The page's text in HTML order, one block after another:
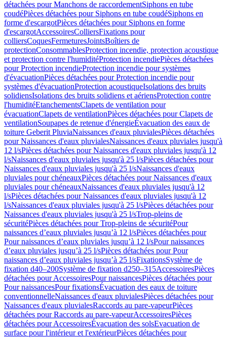
détachées pour Manchons de raccordementSiphons en tube
coudéPièces détachées pour Siphons en tube coudéSiphons en
forme d'escargotPièces détachées pour Siphons en forme
d'escargotAccessoiresColliersFixations pour
colliersCoquesFermeturesJointsBoîtiers de
protectionConsommablesProtection incendie, protection acoustique
et protection contre l'humiditéProtection incendiePièces détachées
pour Protection incendieProtection incendie pour systèmes
d'évacuationPièces détachées pour Protection incendie pour
systèmes d'évacuationProtection acoustiqueIsolations des bruits
solidiensIsolations des bruits solidiens et aériensProtection contre
l'humiditéEtanchementsClapets de ventilation pour
évacuationClapets de ventilationPièces détachées pour Clapets de
ventilationSoupapes de retenue d'énergieÉvacuation des eaux de
toiture Geberit PluviaNaissances d'eaux pluvialesPièces détachées
pour Naissances d'eaux pluvialesNaissances d'eaux pluviales jusqu'à
12 l/sPièces détachées pour Naissances d'eaux pluviales jusqu'à 12
l/sNaissances d'eaux pluviales jusqu'à 25 l/sPièces détachées pour
Naissances d'eaux pluviales jusqu'à 25 l/sNaissances d'eaux
pluviales pour chéneauxPièces détachées pour Naissances d'eaux
pluviales pour chéneauxNaissances d'eaux pluviales jusqu'à 12
l/sPièces détachées pour Naissances d'eaux pluviales jusqu'à 12
l/sNaissances d'eaux pluviales jusqu'à 25 l/sPièces détachées pour
Naissances d'eaux pluviales jusqu'à 25 l/sTrop-pleins de
sécuritéPièces détachées pour Trop-pleins de sécuritéPour
naissances d’eaux pluviales jusqu’à 12 l/sPièces détachées pour
Pour naissances d’eaux pluviales jusqu’à 12 l/sPour naissances
d’eaux pluviales jusqu’à 25 l/sPièces détachées pour Pour
naissances d’eaux pluviales jusqu’à 25 l/sFixationsSystème de
fixation d40–200Système de fixation d250–315AccessoiresPièces
détachées pour AccessoiresPour naissancesPièces détachées pour
Pour naissancesPour fixationsÉvacuation des eaux de toiture
conventionnelleNaissances d'eaux pluvialesPièces détachées pour
Naissances d'eaux pluvialesRaccords au pare-vapeurPièces
détachées pour Raccords au pare-vapeurAccessoiresPièces
détachées pour AccessoiresÉvacuation des solsEvacuation de
surface pour l'intérieur et l'extérieurPièces détachées pour